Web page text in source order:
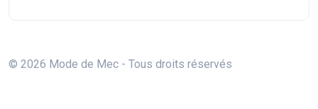
© 2026 Mode de Mec - Tous droits réservés